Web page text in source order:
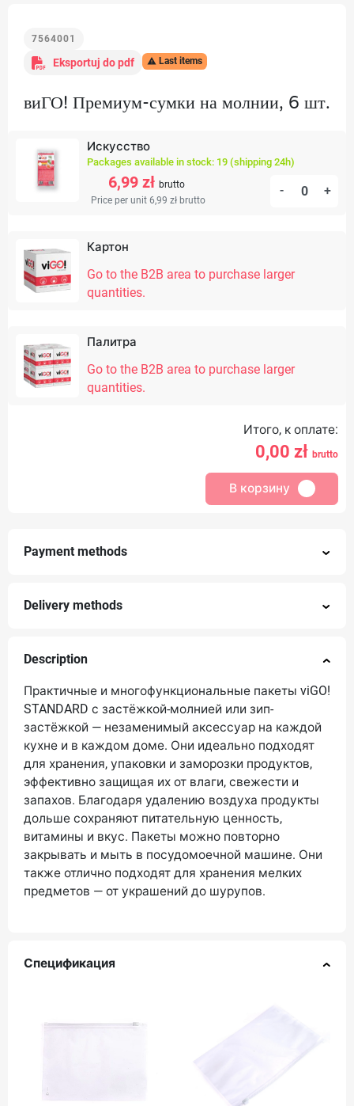
7564001
Eksportuj do pdf  Last items
виГО! Премиум-сумки на молнии, 6 шт.
Искусство
Packages available in stock: 19 (shipping 24h)
6,99 zł brutto
Price per unit 6,99 zł brutto
- +
Картон
Go to the B2B area to purchase larger
quantities.
Палитра
Go to the B2B area to purchase larger
quantities.
Итого, к оплате:
0,00 zł brutto
В корзину
Payment methods
Delivery methods
Description
Практичные и многофункциональные пакеты viGO!
STANDARD с застёжкой-молнией или зип-
застёжкой — незаменимый аксессуар на каждой
кухне и в каждом доме. Они идеально подходят
для хранения, упаковки и заморозки продуктов,
эффективно защищая их от влаги, свежести и
запахов. Благодаря удалению воздуха продукты
дольше сохраняют питательную ценность,
витамины и вкус. Пакеты можно повторно
закрывать и мыть в посудомоечной машине. Они
также отлично подходят для хранения мелких
предметов — от украшений до шурупов.
Спецификация